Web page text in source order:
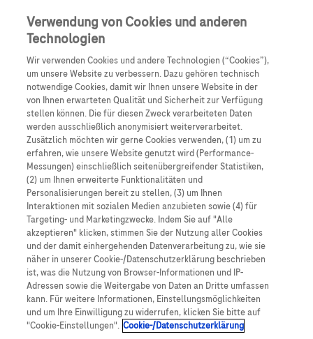
Anmelden
Nervennahrung für Neurologen
Die Professoren Sven Meuth und Til Menge sprechen
zum diesjährigen EAN Kongress 2021 und dessen
relevanteste Themen.
24:31 min anhören 01 August 2021
Verwendung von Cookies und anderen
Technologien
Wir verwenden Cookies und andere Technologien (“Cookies”),
um unsere Website zu verbessern. Dazu gehören technisch
notwendige Cookies, damit wir Ihnen unsere Website in der
von Ihnen erwarteten Qualität und Sicherheit zur Verfügung
stellen können. Die für diesen Zweck verarbeiteten Daten
werden ausschließlich anonymisiert weiterverarbeitet.
Zusätzlich möchten wir gerne Cookies verwenden, (1) um zu
erfahren, wie unsere Website genutzt wird (Performance-
Messungen) einschließlich seitenübergreifender Statistiken,
(2) um Ihnen erweiterte Funktionalitäten und
Personalisierungen bereit zu stellen, (3) um Ihnen
Interaktionen mit sozialen Medien anzubieten sowie (4) für
Targeting- und Marketingzwecke. Indem Sie auf "Alle
akzeptieren" klicken, stimmen Sie der Nutzung aller Cookies
und der damit einhergehenden Datenverarbeitung zu, wie sie
näher in unserer Cookie-/Datenschutzerklärung beschrieben
ist, was die Nutzung von Browser-Informationen und IP-
Adressen sowie die Weitergabe von Daten an Dritte umfassen
kann. Für weitere Informationen, Einstellungsmöglichkeiten
und um Ihre Einwilligung zu widerrufen, klicken Sie bitte auf
"Cookie-Einstellungen". Cookie-/Datenschutzerklärung